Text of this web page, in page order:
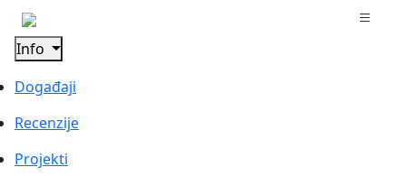
Info
Događaji
Recenzije
Projekti